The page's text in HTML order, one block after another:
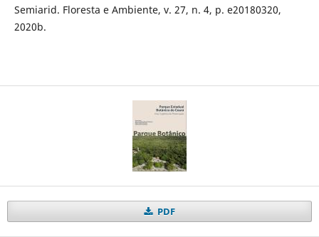
Semiarid. Floresta e Ambiente, v. 27, n. 4, p. e20180320,
2020b.
PDF